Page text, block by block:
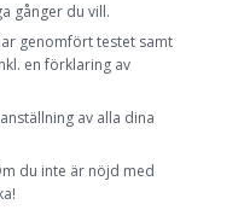
gånger du vill.
genomfört testet samt
en förklaring av
av alla dina
du inte är nöjd med